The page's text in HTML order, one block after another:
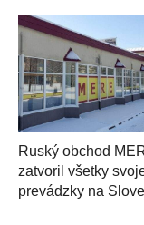
Ruský obchod
zatvoril všetky
prevádzky na